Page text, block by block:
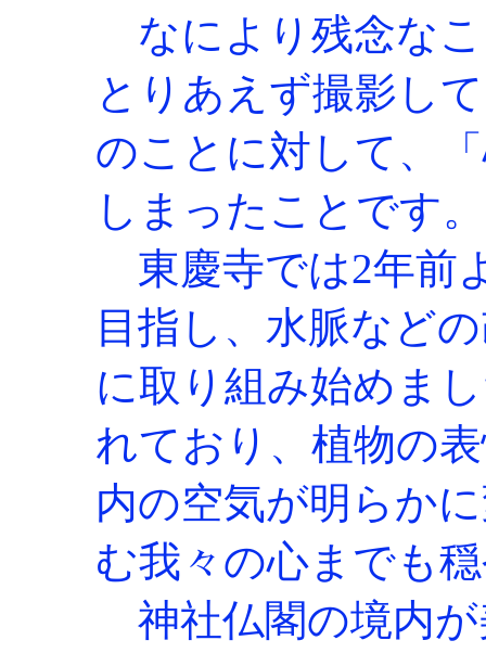
なにより残念な
とりあえず撮影し
のことに対して、
しまったことです。
東慶寺では2年前
目指し、水脈など
に取り組み始めま
れており、植物の
内の空気が明らか
む我々の心までも
神社仏閣の境内